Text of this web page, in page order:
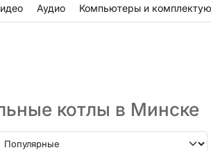
Аудио Компьютеры и
котлы в Минске